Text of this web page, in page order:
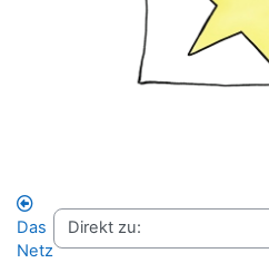
Das
Netz